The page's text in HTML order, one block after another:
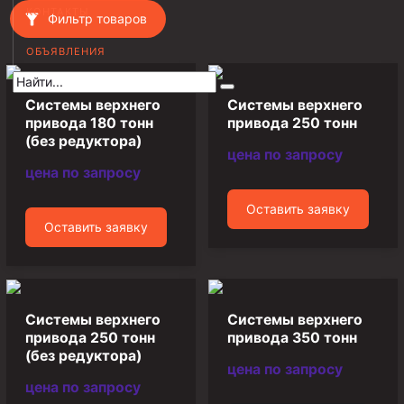
КОНТАКТЫ
ОБЪЯВЛЕНИЯ
Муфта НКВ 73
Муфта НКВ 60
Муфта НКТ 60
Муфта НКВ 89
Муфта НКТ 48
Муфта НКТ 33
Обсадные трубы и муфты к ним
Муфты для обсадных труб
Муфта ОТТМ 102
Фильтр товаров
Системы верхнего
привода 180 тонн
(без редуктора)
цена по запросу
Оставить заявку
Системы верхнего
привода 250 тонн
цена по запросу
Оставить заявку
Системы верхнего
привода 250 тонн
(без редуктора)
цена по запросу
Системы верхнего
привода 350 тонн
цена по запросу